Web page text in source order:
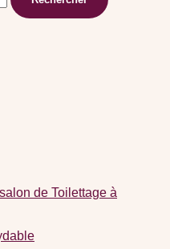
de Toilettage à